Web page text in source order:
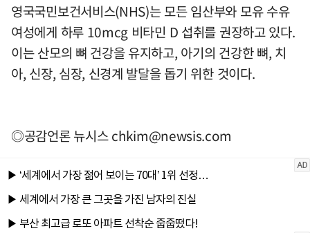
영국국민보건서비스(NHS)는 모든 임산부와 모유 수유
여성에게 하루 10mcg 비타민 D 섭취를 권장하고 있다.
이는 산모의 뼈 건강을 유지하고, 아기의 건강한 뼈, 치
아, 신장, 심장, 신경계 발달을 돕기 위한 것이다.
◎공감언론 뉴시스chkim@newsis.com